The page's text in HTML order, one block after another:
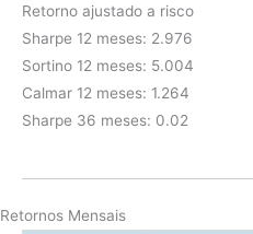
Retorno ajustado a risco
Sharpe 12 meses: 2.976
Sortino 12 meses: 5.004
Calmar 12 meses: 1.264
Sharpe 36 meses: 0.02
Retornos Mensais